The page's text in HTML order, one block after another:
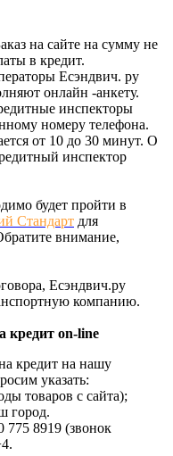
на сайте на сумму не
в кредит.
Есэндвич. ру
онлайн -анкету.
инспекторы
номеру телефона.
от 10 до 30 минут. О
инспектор
будет пройти в
Стандарт для
внимание,
Есэндвич.ру
компанию.
кредит on-line
кредит на нашу
указать:
товаров с сайта);
город.
775 8919 (звонок